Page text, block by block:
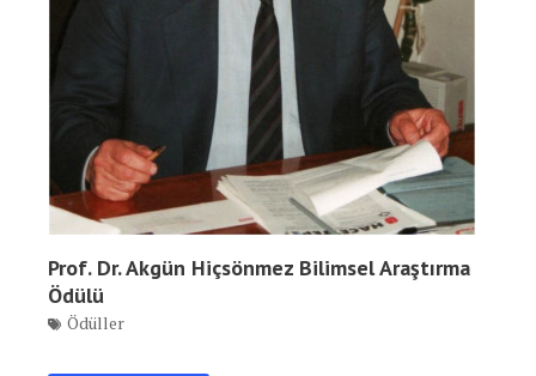
Prof. Dr. Akgün Hiçsönmez Bilimsel Araştırma
Ödülü
Ödüller